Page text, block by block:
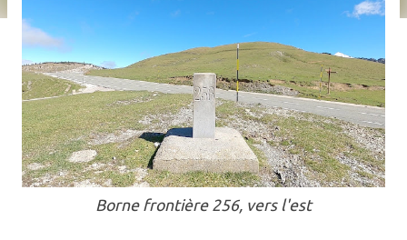
Borne frontière 256, vers l'est